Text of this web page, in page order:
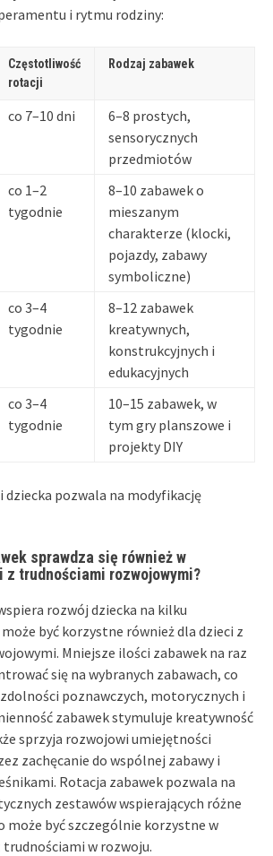
i rytmu rodziny:
Częstotliwość
rotacji
Rodzaj zabawek
co 7–10 dni
6–8 prostych,
sensorycznych
przedmiotów
co 1–2
tygodnie
8–10 zabawek o
mieszanym
charakterze (klocki,
pojazdy, zabawy
symboliczne)
co 3–4
tygodnie
8–12 zabawek
kreatywnych,
konstrukcyjnych i
edukacyjnych
co 3–4
tygodnie
10–15 zabawek, w
tym gry planszowe i
projekty DIY
dziecka pozwala na modyfikację
sprawdza się również w
z trudnościami rozwojowymi?
rozwój dziecka na kilku
może być korzystne również dla dzieci z
Mniejsze ilości zabawek na raz
się na wybranych zabawach, co
poznawczych, motorycznych i
zabawek stymuluje kreatywność
sprzyja rozwojowi umiejętności
zachęcanie do wspólnej zabawy i
Rotacja zabawek pozwala na
zestawów wspierających różne
może być szczególnie korzystne w
trudnościami w rozwoju.